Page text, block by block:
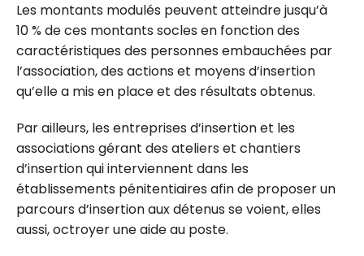
Les montants modulés peuvent atteindre jusqu’à
10 % de ces montants socles en fonction des
caractéristiques des personnes embauchées par
l’association, des actions et moyens d’insertion
qu’elle a mis en place et des résultats obtenus.
Par ailleurs, les entreprises d’insertion et les
associations gérant des ateliers et chantiers
d’insertion qui interviennent dans les
établissements pénitentiaires afin de proposer un
parcours d’insertion aux détenus se voient, elles
aussi, octroyer une aide au poste.